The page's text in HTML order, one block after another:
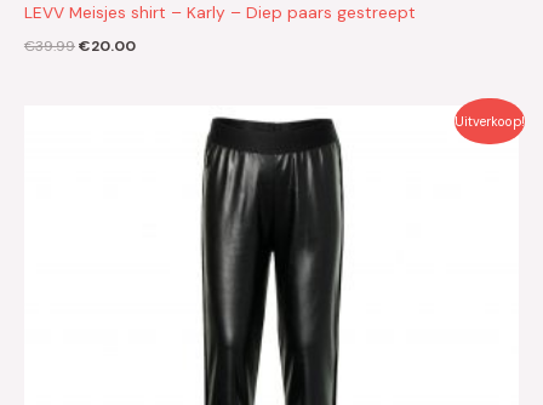
LEVV Meisjes shirt – Karly – Diep paars gestreept
€39.99€20.00
Uitverkoop!